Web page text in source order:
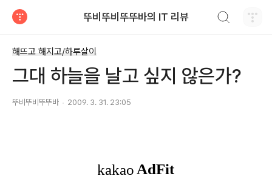
뚜비뚜비뚜뚜바의 IT 리뷰
해뜨고 해지고/하루살이
그대 하늘을 날고 싶지 않은가?
뚜비뚜비뚜뚜바 2009. 3. 31. 23:05